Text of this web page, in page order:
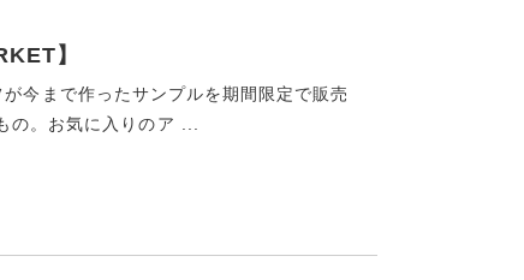
】
今まで作ったサンプルを期間限定で販売
の。お気に入りのア ...